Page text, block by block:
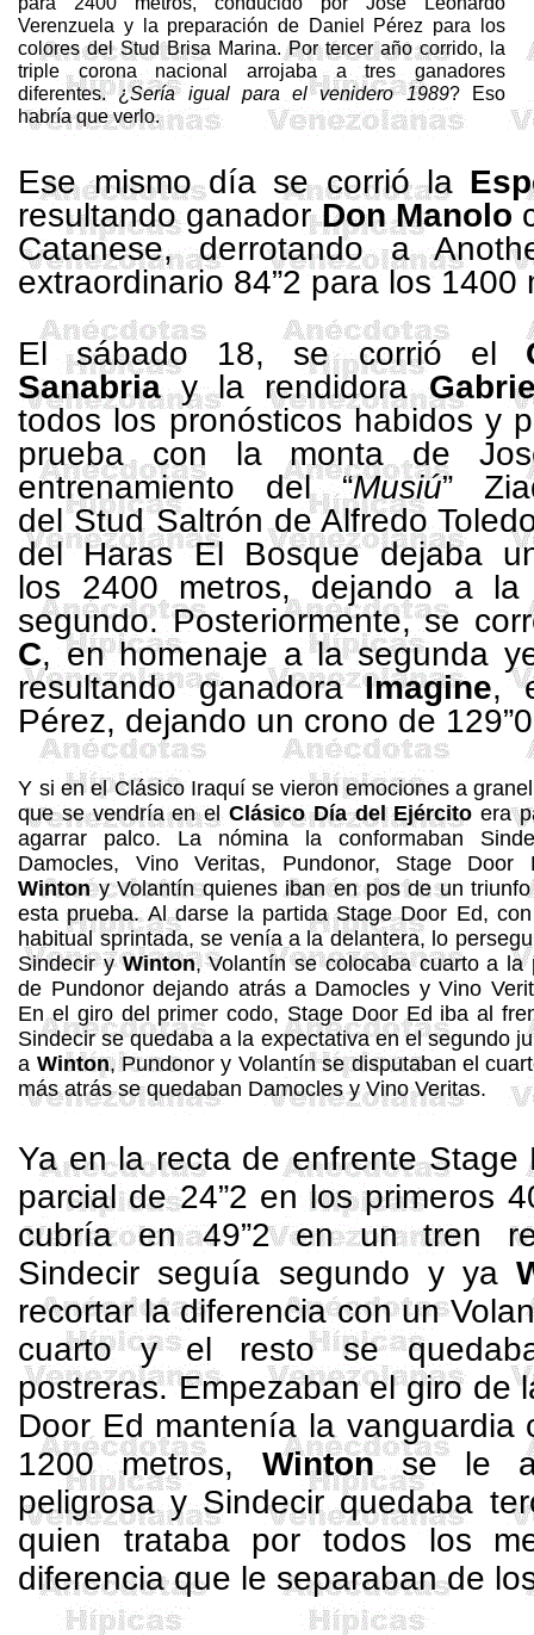
Verenzuela y la preparación de Daniel Pérez para los
colores delStudBrisa Marina. Por tercer año corrido, la
triple corona nacional arrojaba a tres ganadores
diferentes. ¿Sería igual para el venidero 1989? Eso
habría que verlo.
Ese mismo día se corrió la
resultando ganadorDon Manolo
Catanese, derrotando a
extraordinario 84”2 para los 1400
El sábado 18, se corrió el
Sanabriay la rendidora
todos los pronósticos habidos y
prueba con la monta de
entrenamiento del “Musiú”
del Stud Saltrón de Alfredo
del Haras El Bosque dejaba
los 2400 metros, dejando a
segundo. Posteriormente, se
C, en homenaje a la segunda
resultando ganadoraImagine,
Pérez, dejando un crono de
Y si en el Clásico Iraquí se vieron emociones a
que se vendría en el Clásico Día del Ejército era
agarrar palco. La nómina la conformaban
Damocles, Vino Veritas, Pundonor, Stage Door
Wintony Volantín quienes iban en pos de un
esta prueba. Al darse la partidaStage Door Ed,
habitual sprintada, se venía a la delantera, lo
SindeciryWinton, Volantín se colocaba cuarto a la
de Pundonor dejando atrás a Damocles y Vino
En el giro del primer codo, Stage Door Ed iba al
Sindecirse quedaba a la expectativa en el segundo
a Winton, Pundonor y Volantín se disputaban el
más atrás se quedaban Damocles y Vino Veritas.
Ya en la recta de enfrenteStage
parcial de 24”2 en los primeros
cubría en 49”2 en un tren
Sindecir seguía segundo y ya
recortar la diferencia con un
cuarto y el resto se
postreras. Empezaban el giro de
Door Ed mantenía la
1200 metros, Wintonse le
peligrosa ySindecirquedaba
quien trataba por todos los
diferencia que le separaban de